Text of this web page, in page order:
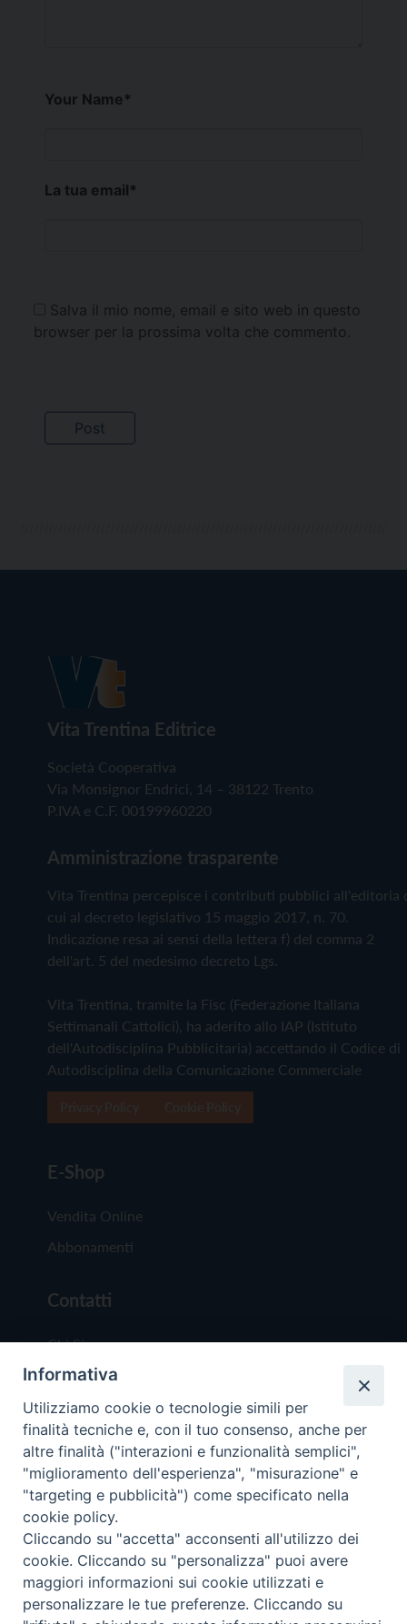
Your Name*
La tua email*
Salva il mio nome, email e sito web in questo
browser per la prossima volta che commento.
Vita Trentina Editrice
Società Cooperativa
Via Monsignor Endrici, 14 – 38122 Trento
P.IVA e C.F. 00199960220
Amministrazione trasparente
Vita Trentina percepisce i contributi pubblici all'editoria
cui al decreto legislativo 15 maggio 2017, n. 70.
Indicazione resa ai sensi della lettera f) del comma 2
dell'art. 5 del medesimo decreto Lgs.
Vita Trentina, tramite la Fisc (Federazione Italiana
Settimanali Cattolici), ha aderito allo IAP (Istituto
dell'Autodisciplina Pubblicitaria) accettando il Codice di
Autodisciplina della Comunicazione Commerciale
E-Shop
Vendita Online
Abbonamenti
Contatti
Chi Siamo
Redazione
Scrivici
Copyright © 2019 - Tutti i diritti riservati - Vita
Trentina Editrice
Privacy Policy
Torna
Informativa
Utilizziamo cookie o tecnologie simili per
finalità tecniche e, con il tuo consenso, anche per
altre finalità ("interazioni e funzionalità semplici",
"miglioramento dell'esperienza", "misurazione" e
"targeting e pubblicità") come specificato nella
cookie policy.
Cliccando su "accetta" acconsenti all'utilizzo dei
cookie. Cliccando su "personalizza" puoi avere
maggiori informazioni sui cookie utilizzati e
personalizzare le tue preferenze. Cliccando su